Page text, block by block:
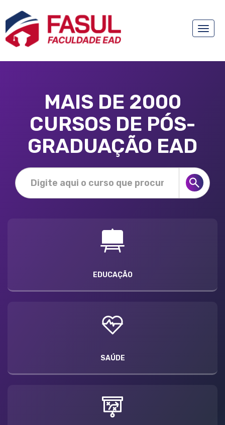
Toggle
MAIS DE 2000
CURSOS DE PÓS-
GRADUAÇÃO EAD
EDUCAÇÃO
SAÚDE